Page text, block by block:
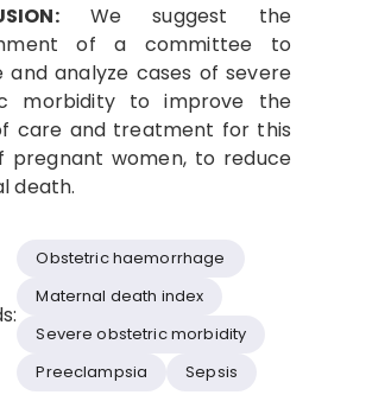
We suggest the
of a committee to
and analyze cases of severe
morbidity to improve the
care and treatment for this
pregnant women, to reduce
death.
Obstetric haemorrhage
Maternal death index
Severe obstetric morbidity
Preeclampsia
Sepsis